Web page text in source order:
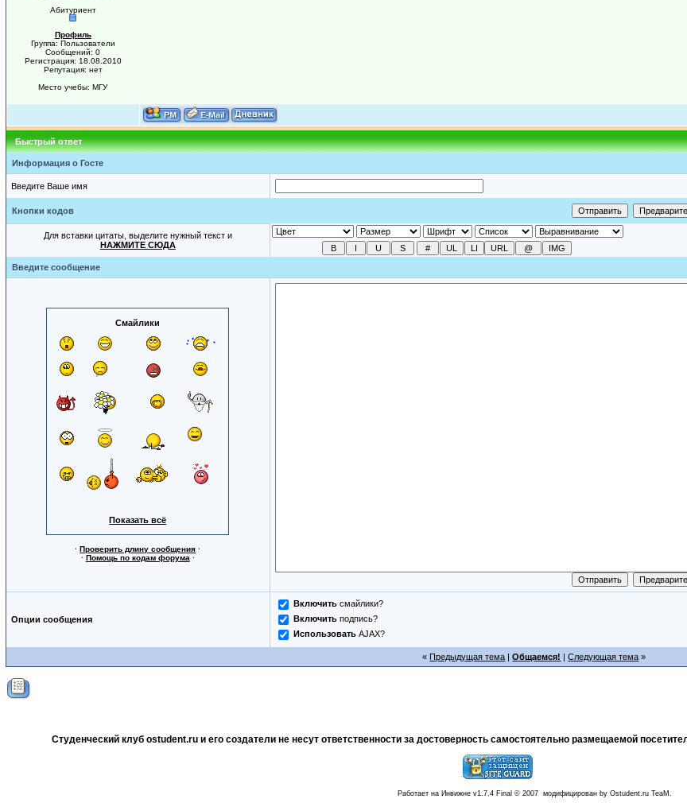
Абитуриент
Профиль
Группа: Пользователи
Сообщений: 0
Регистрация: 18.08.2010
Репутация: нет
Место учебы: МГУ
Быстрый ответ
Информация о Госте
Введите Ваше имя
Кнопки кодов
Для вставки цитаты, выделите нужный текст и
НАЖМИТЕ СЮДА
Введите сообщение
Смайлики
Показать всё
·Проверить длину сообщения ·
· Помощь по кодам форума ·
Опции сообщения
Включитьсмайлики?
Включитьподпись?
ИспользоватьAJAX?
«Предыдущая тема |Общаемся! |Следующая тема »
Студенческий клуб ostudent.ru и его создатели не несут ответственности за достоверность самостоятельно размещаемой
Работает на Инвижне v1.7.4 Final © 2007 модифицирован by Ostudent.ru TeaM.